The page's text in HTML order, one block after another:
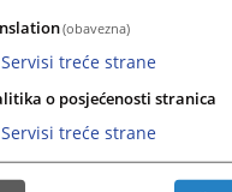
(obavezna)
Servisi treće strane
o posjećenosti stranica
Servisi treće strane